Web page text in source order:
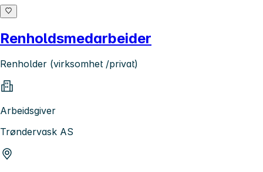
Renholdsmedarbeider
Renholder (virksomhet /privat)
Arbeidsgiver
Trøndervask AS